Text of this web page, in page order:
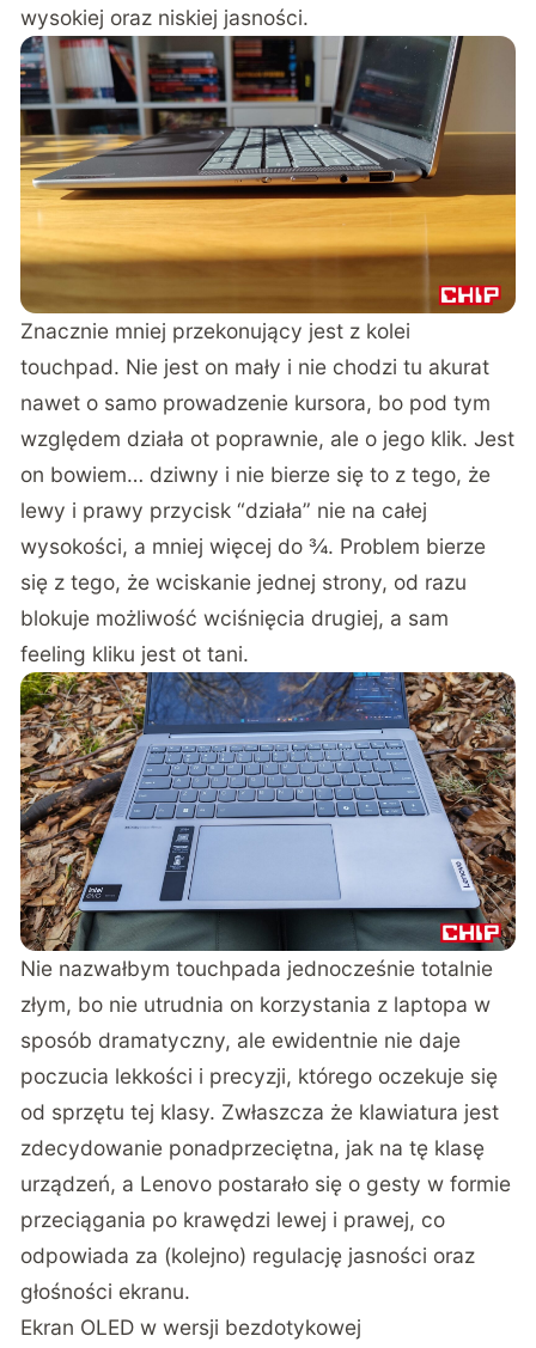
wysokiej oraz niskiej jasności.
Znacznie mniej przekonujący jest z kolei
touchpad. Nie jest on mały i nie chodzi tu akurat
nawet o samo prowadzenie kursora, bo pod tym
względem działa ot poprawnie, ale o jego klik. Jest
on bowiem… dziwny i nie bierze się to z tego, że
lewy i prawy przycisk “działa” nie na całej
wysokości, a mniej więcej do ¾. Problem bierze
się z tego, że wciskanie jednej strony, od razu
blokuje możliwość wciśnięcia drugiej, a sam
feeling kliku jest ot tani.
Nie nazwałbym touchpada jednocześnie totalnie
złym, bo nie utrudnia on korzystania z laptopa w
sposób dramatyczny, ale ewidentnie nie daje
poczucia lekkości i precyzji, którego oczekuje się
od sprzętu tej klasy. Zwłaszcza że klawiatura jest
zdecydowanie ponadprzeciętna, jak na tę klasę
urządzeń, a Lenovo postarało się o gesty w formie
przeciągania po krawędzi lewej i prawej, co
odpowiada za (kolejno) regulację jasności oraz
głośności ekranu.
Ekran OLED w wersji bezdotykowej